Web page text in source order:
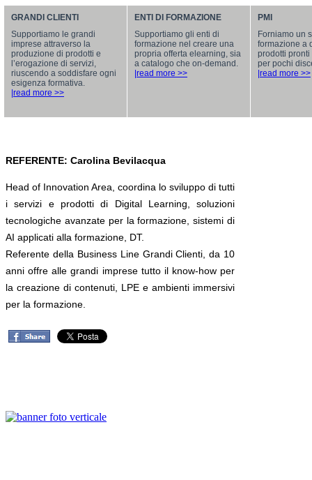
GRANDI CLIENTI
Supportiamo le grandi
imprese attraverso la
produzione di prodotti e
l’erogazione di servizi,
riuscendo a soddisfare ogni
esigenza formativa.
|read more >>
ENTI DI FORMAZIONE
Supportiamo gli enti di
formazione nel creare una
propria offerta elearning, sia
a catalogo che on-demand.
|read more >>
PMI
Forniamo un
formazione a
prodotti pronti
per pochi
|read more >>
REFERENTE: Carolina Bevilacqua
Head of Innovation Area, coordina lo sviluppo di tutti
i servizi e prodotti di Digital Learning, soluzioni
tecnologiche avanzate per la formazione, sistemi di
AI applicati alla formazione, DT.
Referente della Business Line Grandi Clienti, da 10
anni offre alle grandi imprese tutto il know-how per
la creazione di contenuti, LPE e ambienti immersivi
per la formazione.